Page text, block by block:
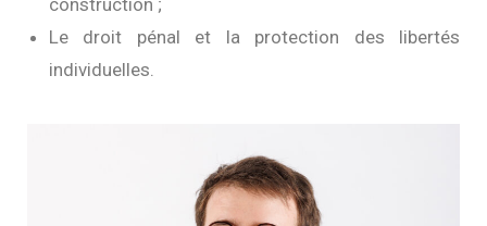
construction ;
Le droit pénal et la protection des libertés
individuelles.